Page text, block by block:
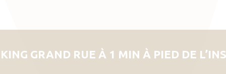
GRAND RUE À 1 MIN À PIED DE